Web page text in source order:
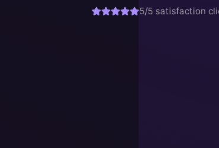
5/5 satisfaction